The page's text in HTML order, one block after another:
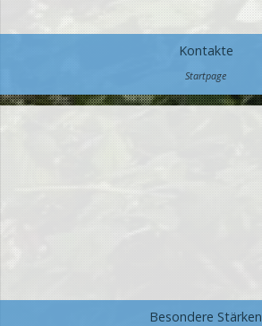
Kontakte
Startpage
Besondere Stärken